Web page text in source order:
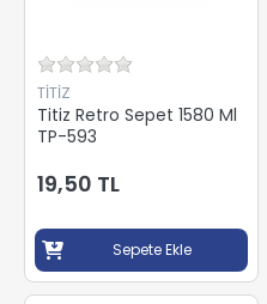
TİTİZ
Titiz Retro Sepet 1580 Ml
TP-593
19,50 TL
Sepete Ekle